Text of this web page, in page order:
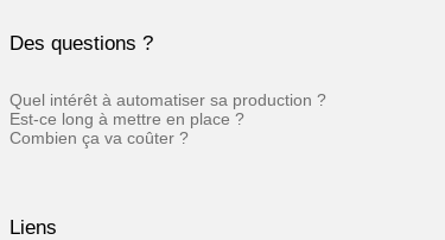
Des questions ?
Quel intérêt à automatiser sa production ?
Est-ce long à mettre en place ?
Combien ça va coûter ?
Liens